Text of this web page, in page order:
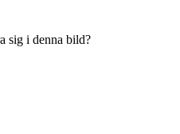
sig i denna bild?